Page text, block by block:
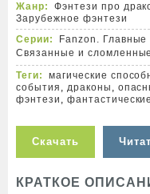
Жанр: Фэнтези про
Зарубежное фэнтези
Серии:
Fanzon.
Связанные и сломленные
Теги:
магические
события , драконы ,
фэнтези ,
Скачать
КРАТКОЕ